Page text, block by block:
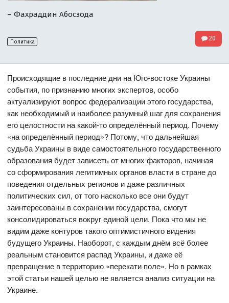
– Фахраддин Абосзода
Политика 20
Происходящие в последние дни на Юго-востоке Украины
события, по признанию многих экспертов, особо
актуализируют вопрос федерализации этого государства,
как необходимый и наиболее разумный шаг для сохранения
его целостности на какой-то определённый период. Почему
«на определённый период»? Потому, что дальнейшая
судьба Украины в виде самостоятельного государственного
образования будет зависеть от многих факторов, начиная
со сформирования легитимных органов власти в стране до
поведения отдельных регионов и даже различных
политических сил, от того насколько все они будут
заинтересованы в сохранении государства, смогут
консолидироваться вокруг единой цели. Пока что мы не
видим даже контуров такого оптимистичного видения
будущего Украины. Наоборот, с каждым днём всё более
реальным становится распад Украины, и даже её
превращение в территорию «перекати поле». Но в рамках
этой статьи нашей целью не является анализ ситуации на
Украине.